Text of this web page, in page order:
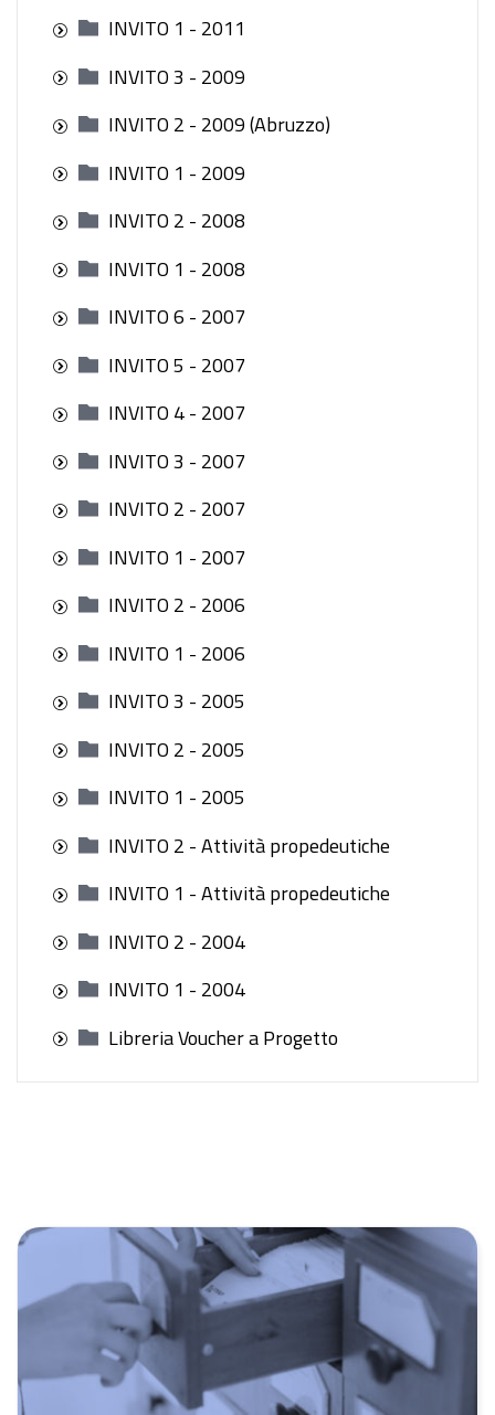
INVITO 1 - 2011
INVITO 3 - 2009
INVITO 2 - 2009 (Abruzzo)
INVITO 1 - 2009
INVITO 2 - 2008
INVITO 1 - 2008
INVITO 6 - 2007
INVITO 5 - 2007
INVITO 4 - 2007
INVITO 3 - 2007
INVITO 2 - 2007
INVITO 1 - 2007
INVITO 2 - 2006
INVITO 1 - 2006
INVITO 3 - 2005
INVITO 2 - 2005
INVITO 1 - 2005
INVITO 2 - Attività propedeutiche
INVITO 1 - Attività propedeutiche
INVITO 2 - 2004
INVITO 1 - 2004
Libreria Voucher a Progetto